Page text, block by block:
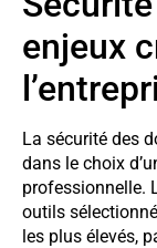
enjeux
La sécurité des
dans le choix
professionnelle.
outils
les plus élevés,